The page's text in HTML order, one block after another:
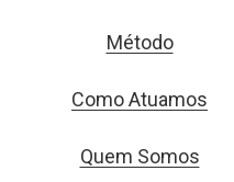
Método
Como Atuamos
Quem Somos